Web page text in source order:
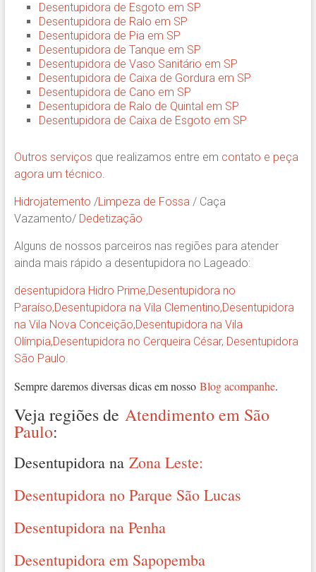
Desentupidora de Esgoto em SP
Desentupidora de Ralo em SP
Desentupidora de Pia em SP
Desentupidora de Tanque em SP
Desentupidora de Vaso Sanitário em SP
Desentupidora de Caixa de Gordura em SP
Desentupidora de Cano em SP
Desentupidora de Ralo de Quintal em SP
Desentupidora de Caixa de Esgoto em SP
Outros serviços que realizamos entre em contato e peça
agora um técnico.
Hidrojatemento /Limpeza de Fossa/ Caça
Vazamento/ Dedetização
Alguns de nossos parceiros nas regiões para atender
ainda mais rápido a desentupidora no Lageado:
desentupidora Hidro Prime,Desentupidora no
Paraíso,Desentupidora na Vila Clementino,Desentupidora
na Vila Nova Conceição,Desentupidora na Vila
Olímpia,Desentupidora no Cerqueira César, Desentupidora
São Paulo.
Sempre daremos diversas dicas em nosso Blog acompanhe.
Veja regiões de Atendimento em São
Paulo:
Desentupidora na Zona Leste:
Desentupidora no Parque São Lucas
Desentupidora na Penha
Desentupidora em Sapopemba